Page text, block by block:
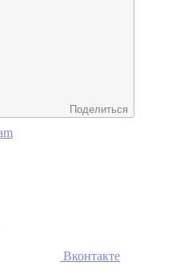
Поделиться
Вконтакте